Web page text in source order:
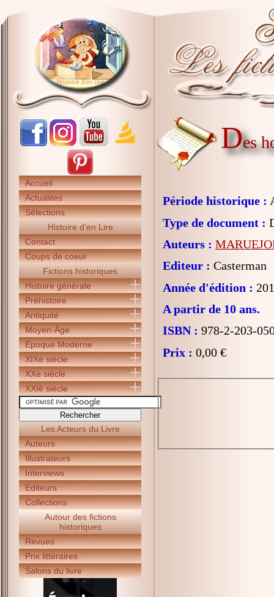
Accueil
Actualités
Sélections
Histoire d'en Lire
Contact
Coups de coeur
Fictions historiques
Histoire générale
Préhistoire
Antiquité
Moyen-Âge
Epoque Moderne
XIXè siècle
XXè siècle
XXIè siècle
Les Acteurs du Livre
Auteurs
Illustrateurs
Interviews
Editeurs
Collections
Autour des fictions
historiques
Revues
Prix littéraires
Salons du livre
Des
Période historique :
Type de document :
Auteurs :
Editeur : Casterman
Année d'édition :
A partir de 10 ans.
ISBN : 978-2-203-
Prix : 0,00 €